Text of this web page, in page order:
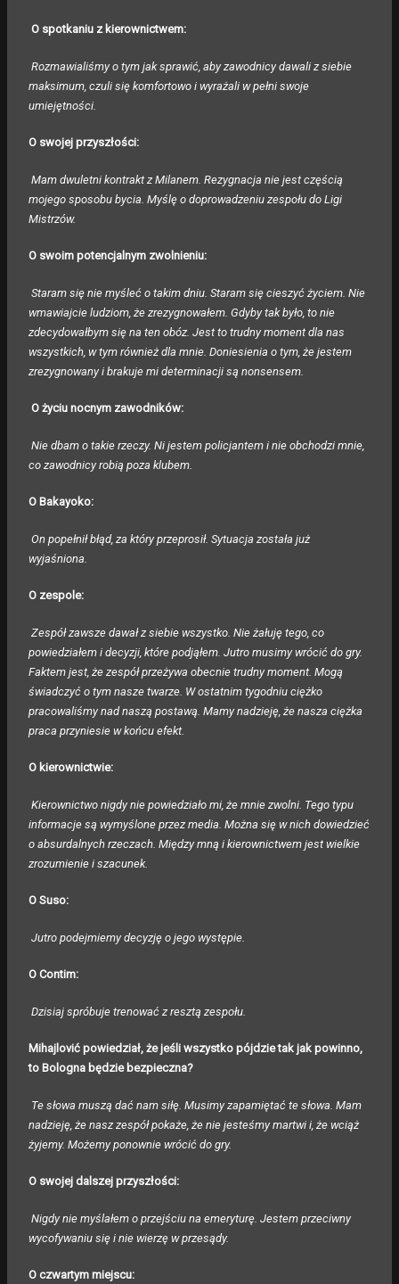
O spotkaniu z kierownictwem:
Rozmawialiśmy o tym jak sprawić, aby zawodnicy dawali z siebie
maksimum, czuli się komfortowo i wyrażali w pełni swoje
umiejętności.
O swojej przyszłości:
Mam dwuletni kontrakt z Milanem. Rezygnacja nie jest częścią
mojego sposobu bycia. Myślę o doprowadzeniu zespołu do Ligi
Mistrzów.
O swoim potencjalnym zwolnieniu:
Staram się nie myśleć o takim dniu. Staram się cieszyć życiem. Nie
wmawiajcie ludziom, że zrezygnowałem. Gdyby tak było, to nie
zdecydowałbym się na ten obóz. Jest to trudny moment dla nas
wszystkich, w tym również dla mnie. Doniesienia o tym, że jestem
zrezygnowany i brakuje mi determinacji są nonsensem.
O życiu nocnym zawodników:
Nie dbam o takie rzeczy. Ni jestem policjantem i nie obchodzi mnie,
co zawodnicy robią poza klubem.
O Bakayoko:
On popełnił błąd, za który przeprosił. Sytuacja została już
wyjaśniona.
O zespole:
Zespół zawsze dawał z siebie wszystko. Nie żałuję tego, co
powiedziałem i decyzji, które podjąłem. Jutro musimy wrócić do gry.
Faktem jest, że zespół przeżywa obecnie trudny moment. Mogą
świadczyć o tym nasze twarze. W ostatnim tygodniu ciężko
pracowaliśmy nad naszą postawą. Mamy nadzieję, że nasza ciężka
praca przyniesie w końcu efekt.
O kierownictwie:
Kierownictwo nigdy nie powiedziało mi, że mnie zwolni. Tego typu
informacje są wymyślone przez media. Można się w nich dowiedzieć
o absurdalnych rzeczach. Między mną i kierownictwem jest wielkie
zrozumienie i szacunek.
O Suso:
Jutro podejmiemy decyzję o jego występie.
O Contim:
Dzisiaj spróbuje trenować z resztą zespołu.
Mihajlović powiedział, że jeśli wszystko pójdzie tak jak powinno,
to Bologna będzie bezpieczna?
Te słowa muszą dać nam siłę. Musimy zapamiętać te słowa. Mam
nadzieję, że nasz zespół pokaże, że nie jesteśmy martwi i, że wciąż
żyjemy. Możemy ponownie wrócić do gry.
O swojej dalszej przyszłości:
Nigdy nie myślałem o przejściu na emeryturę. Jestem przeciwny
wycofywaniu się i nie wierzę w przesądy.
O czwartym miejscu: